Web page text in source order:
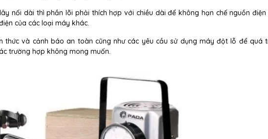
nối dài thì phần lõi phải thích hợp với chiều dài để không hạn chế nguồn
của các loại máy khác.
thức và cảnh báo an toàn cũng như các yêu cầu sử dụng máy đột lỗ để quá
trường hợp không mong muốn.